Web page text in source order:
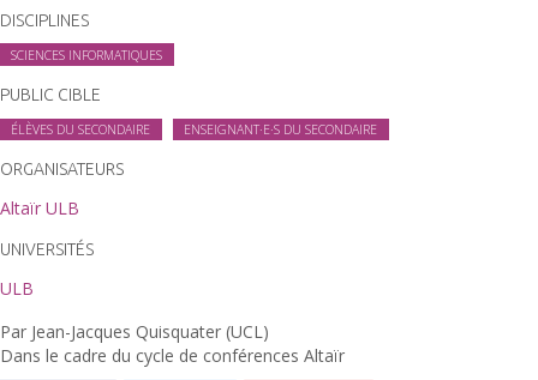
DISCIPLINES
SCIENCES INFORMATIQUES
PUBLIC CIBLE
ÉLÈVES DU SECONDAIRE ENSEIGNANT·E·S DU SECONDAIRE
ORGANISATEURS
Altaïr ULB
UNIVERSITÉS
ULB
Par Jean-Jacques Quisquater (UCL)
Dans le cadre du cycle de conférences Altaïr